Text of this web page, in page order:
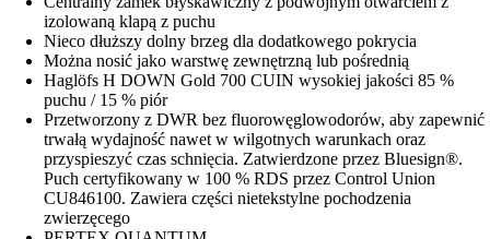
izolowaną klapą z puchu
Nieco dłuższy dolny brzeg dla dodatkowego pokrycia
Można nosić jako warstwę zewnętrzną lub pośrednią
Haglöfs H DOWN Gold 700 CUIN wysokiej jakości 85 %
puchu / 15 % piór
Przetworzony z DWR bez fluorowęglowodorów, aby zapewnić
trwałą wydajność nawet w wilgotnych warunkach oraz
przyspieszyć czas schnięcia. Zatwierdzone przez Bluesign®.
Puch certyfikowany w 100 % RDS przez Control Union
CU846100. Zawiera części nietekstylne pochodzenia
zwierzęcego